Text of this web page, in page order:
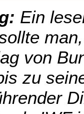
Ein
von
zu